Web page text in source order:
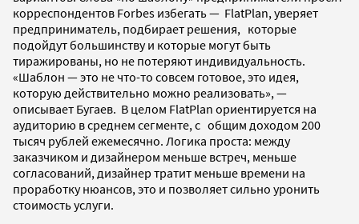
корреспондентов Forbes избегать — FlatPlan, уверяет
предприниматель, подбирает решения, которые
подойдут большинству и которые могут быть
тиражированы, но не потеряют индивидуальность.
«Шаблон — это не что-то совсем готовое, это идея,
которую действительно можно реализовать», —
описывает Бугаев. В целом FlatPlan ориентируется на
аудиторию в среднем сегменте, с общим доходом 200
тысяч рублей ежемесячно. Логика проста: между
заказчиком и дизайнером меньше встреч, меньше
согласований, дизайнер тратит меньше времени на
проработку нюансов, это и позволяет сильно уронить
стоимость услуги.